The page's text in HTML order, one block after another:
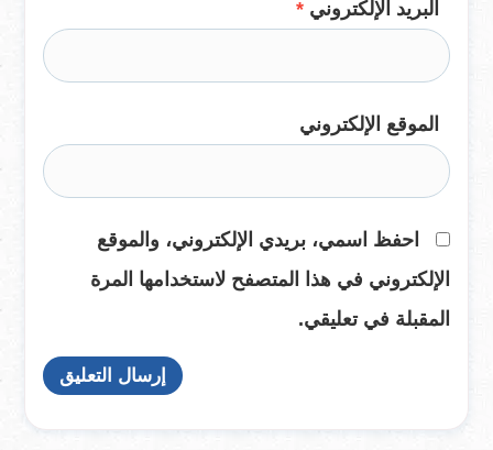
البريد الإلكتروني *
الموقع الإلكتروني
احفظ اسمي، بريدي الإلكتروني، والموقع
الإلكتروني في هذا المتصفح لاستخدامها المرة
المقبلة في تعليقي.